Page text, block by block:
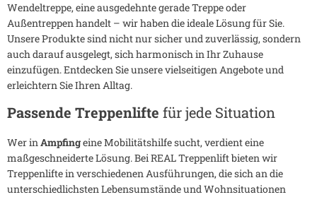
Wendeltreppe, eine ausgedehnte gerade Treppe oder
Außentreppen handelt – wir haben die ideale Lösung für Sie.
Unsere Produkte sind nicht nur sicher und zuverlässig, sondern
auch darauf ausgelegt, sich harmonisch in Ihr Zuhause
einzufügen. Entdecken Sie unsere vielseitigen Angebote und
erleichtern Sie Ihren Alltag.
Passende Treppenlifte für jede Situation
Wer inAmpfingeine Mobilitätshilfe sucht, verdient eine
maßgeschneiderte Lösung. Bei REAL Treppenlift bieten wir
Treppenlifte in verschiedenen Ausführungen, die sich an die
unterschiedlichsten Lebensumstände und Wohnsituationen